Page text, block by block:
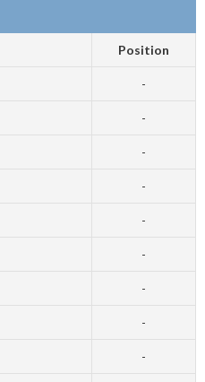
Position
-
-
-
-
-
-
-
-
-